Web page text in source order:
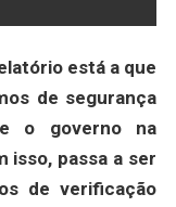
está a que
de segurança
o governo na
isso, passa a ser
de verificação